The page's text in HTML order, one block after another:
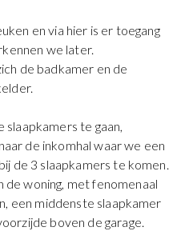
en via hier is er toegang
we later.
de badkamer en de
te gaan,
de inkomhal waar we een
de 3 slaapkamers te komen.
de woning, met fenomenaal
een middenste slaapkamer
boven de garage.